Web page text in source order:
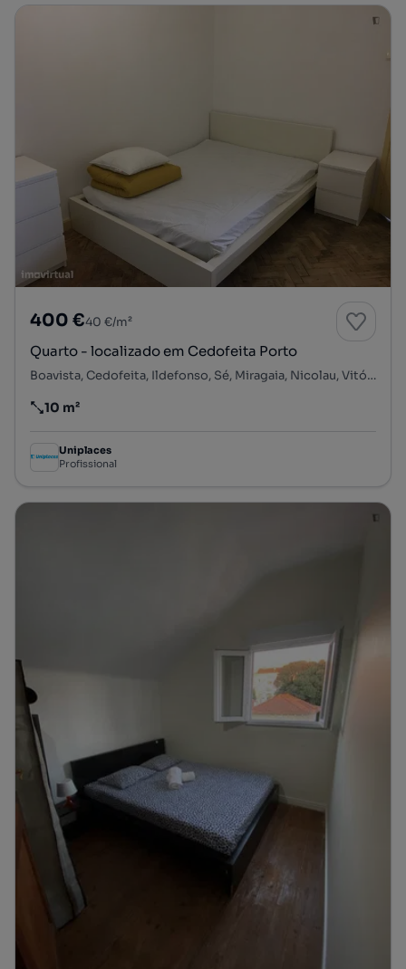
400 €40 €/m²
Quarto - localizado em Cedofeita Porto
Boavista, Cedofeita, Ildefonso, Sé, Miragaia, Nicolau, Vitória, Porto, Porto
Preço por metro quadrado
10 m²
Uniplaces
Profissional